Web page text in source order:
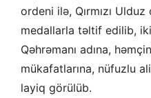
ordeni ilə, Qırmızı
medallarla təltif edilib,
Qəhrəmanı adına,
mükafatlarına, nüfuzlu
layiq görülüb.